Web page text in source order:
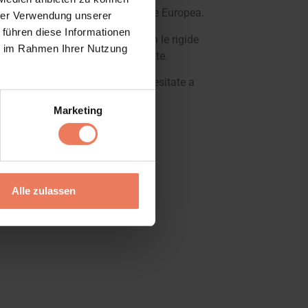
Verwendung unserer
diese Informationen
Rahmen Ihrer Nutzung
Marketing
Alle zulassen
della regolamentazione Europea.
tedesco in accordo con le rigide
sicura per l’uomo e l’ambiente.
domande sulla polvere non esitate a